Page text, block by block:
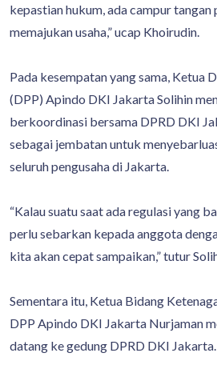
kepastian hukum, ada campur
memajukan usaha,” ucap Khoirudin.
Pada kesempatan yang sama, Ketua
(DPP) Apindo DKI Jakarta Solihin
berkoordinasi bersama DPRD DKI
sebagai jembatan untuk
seluruh pengusaha di Jakarta.
“Kalau suatu saat ada regulasi yang
perlu sebarkan kepada anggota
kita akan cepat sampaikan,” tutur
Sementara itu, Ketua Bidang
DPP Apindo DKI Jakarta Nurjaman
datang ke gedung DPRD DKI Jakarta.